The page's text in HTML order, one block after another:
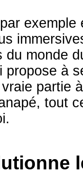
du monde
propose à
vraie partie
tout